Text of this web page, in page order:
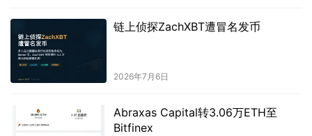
链上侦探ZachXBT遭冒名发币
2026年7月6日
Abraxas Capital转3.06万ETH至
Bitfinex